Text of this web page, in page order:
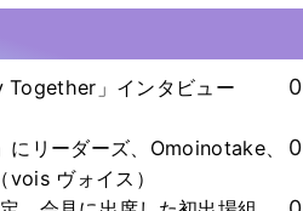
Together」インタビュー
0
にリーダーズ、Omoinotake、
ヴォイス）
0